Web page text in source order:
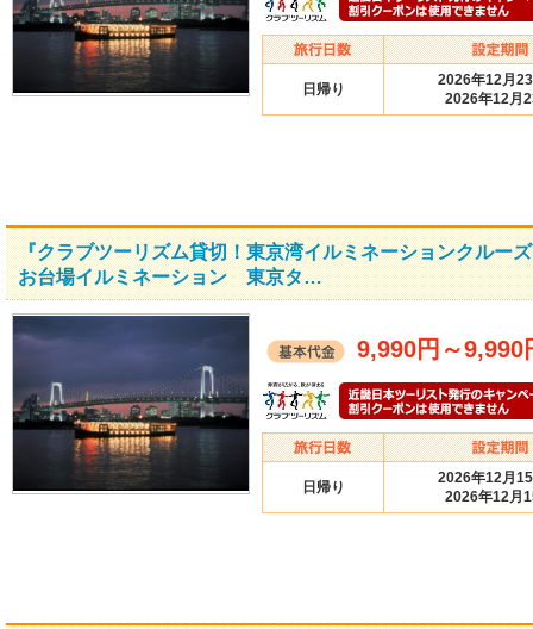
日帰り
2026年12月
2026年12月
『クラブツーリズム貸切！東京湾イルミネーションクルー
お台場イルミネーション 東京タ…
9,990円 ～9,990
日帰り
2026年12月
2026年12月